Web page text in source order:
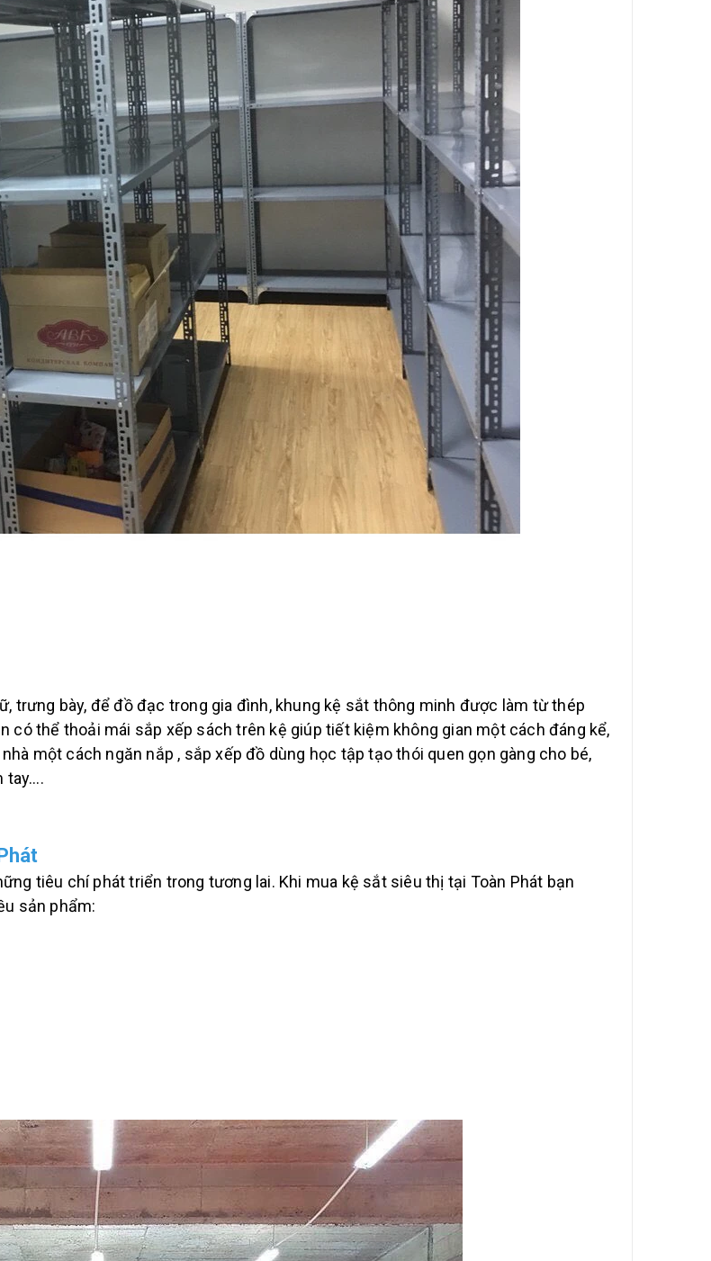
trưng bày, để đồ đạc trong gia đình, khung kệ sắt thông minh được làm từ thép
có thể thoải mái sắp xếp sách trên kệ giúp tiết kiệm không gian một cách đáng kể,
một cách ngăn nắp , sắp xếp đồ dùng học tập tạo thói quen gọn gàng cho bé,
tay….
tiêu chí phát triển trong tương lai. Khi mua kệ sắt siêu thị tại Toàn Phát bạn
sản phẩm: